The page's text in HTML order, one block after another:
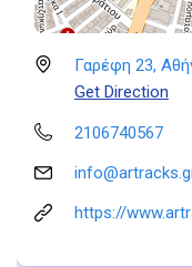
Γαρέφη 23,
Get Direction
2106740567
https://